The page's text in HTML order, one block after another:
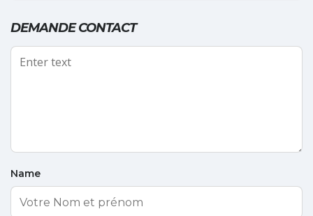
DEMANDE CONTACT
Name